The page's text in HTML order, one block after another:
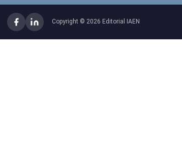
Copyright © 2026 Editorial IAEN